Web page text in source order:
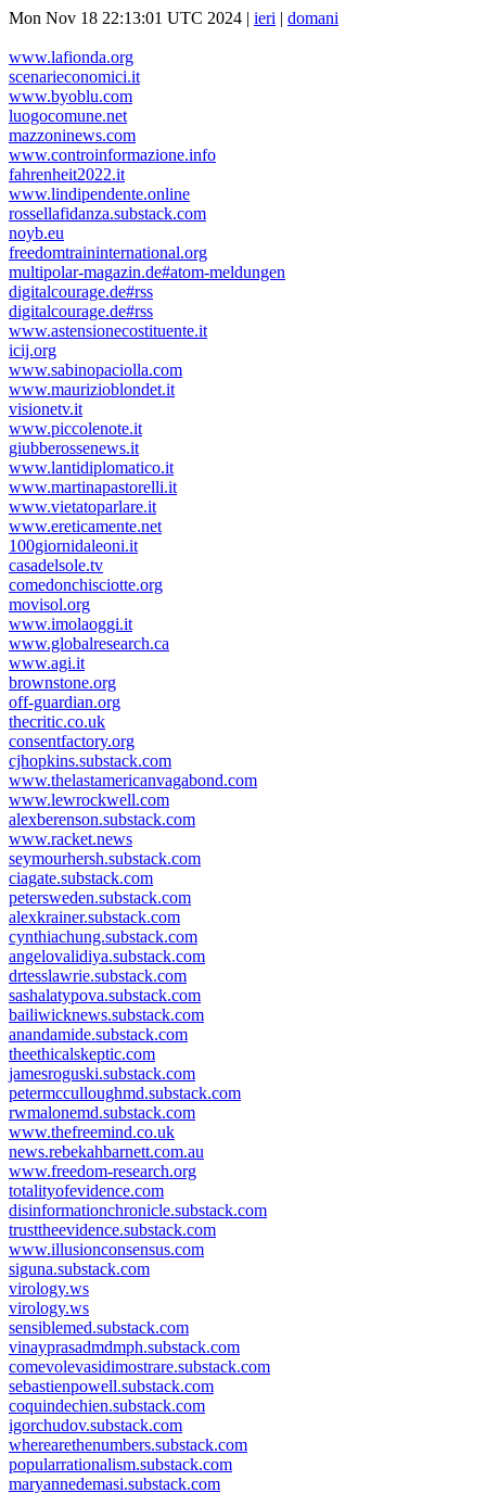
Mon Nov 18 22:13:01 UTC 2024 | ieri | domani
www.lafionda.org
scenarieconomici.it
www.byoblu.com
luogocomune.net
mazzoninews.com
www.controinformazione.info
fahrenheit2022.it
www.lindipendente.online
rossellafidanza.substack.com
noyb.eu
freedomtraininternational.org
multipolar-magazin.de#atom-meldungen
digitalcourage.de#rss
digitalcourage.de#rss
www.astensionecostituente.it
icij.org
www.sabinopaciolla.com
www.maurizioblondet.it
visionetv.it
www.piccolenote.it
giubberossenews.it
www.lantidiplomatico.it
www.martinapastorelli.it
www.vietatoparlare.it
www.ereticamente.net
100giornidaleoni.it
casadelsole.tv
comedonchisciotte.org
movisol.org
www.imolaoggi.it
www.globalresearch.ca
www.agi.it
brownstone.org
off-guardian.org
thecritic.co.uk
consentfactory.org
cjhopkins.substack.com
www.thelastamericanvagabond.com
www.lewrockwell.com
alexberenson.substack.com
www.racket.news
seymourhersh.substack.com
ciagate.substack.com
petersweden.substack.com
alexkrainer.substack.com
cynthiachung.substack.com
angelovalidiya.substack.com
drtesslawrie.substack.com
sashalatypova.substack.com
bailiwicknews.substack.com
anandamide.substack.com
theethicalskeptic.com
jamesroguski.substack.com
petermcculloughmd.substack.com
rwmalonemd.substack.com
www.thefreemind.co.uk
news.rebekahbarnett.com.au
www.freedom-research.org
totalityofevidence.com
disinformationchronicle.substack.com
trusttheevidence.substack.com
www.illusionconsensus.com
siguna.substack.com
virology.ws
virology.ws
sensiblemed.substack.com
vinayprasadmdmph.substack.com
comevolevasidimostrare.substack.com
sebastienpowell.substack.com
coquindechien.substack.com
igorchudov.substack.com
wherearethenumbers.substack.com
popularrationalism.substack.com
maryannedemasi.substack.com